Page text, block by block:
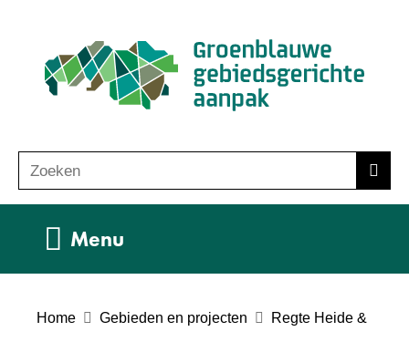
naar
de
inhoud
o
e
Zoeken
Menu
Home Gebieden en projecten Regte Heide &